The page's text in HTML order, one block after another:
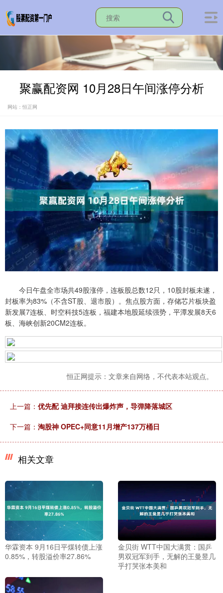
聚赢配资网 10月28日午间涨停分析
网站：恒正网
今日午盘全市场共49股涨停，连板股总数12只，10股封板未遂，
封板率为83%（不含ST股、退市股）。焦点股方面，存储芯片板块盈
新发展7连板、时空科技5连板，福建本地股延续强势，平潭发展8天6
板、海峡创新20CM2连板。
恒正网提示：文章来自网络，不代表本站观点。
上一篇： 优先配 迪拜接连传出爆炸声，导弹降落城区
下一篇： 淘股神 OPEC+同意11月增产137万桶日
相关文章
华霖资本 9月16日平煤转债上涨
0.85%，转股溢价率27.86%
金贝街 WTT中国大满贯：国乒
男双冠军到手，无解的王曼昱几
乎打哭张本美和